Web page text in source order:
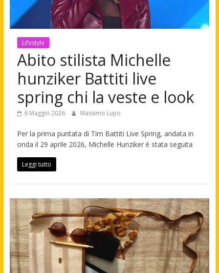
Lifestyle
Abito stilista Michelle
hunziker Battiti live
spring chi la veste e look
6 Maggio 2026 Massimo Lupo
Per la prima puntata di Tim Battiti Live Spring, andata in
onda il 29 aprile 2026, Michelle Hunziker è stata seguita
Leggi tutto